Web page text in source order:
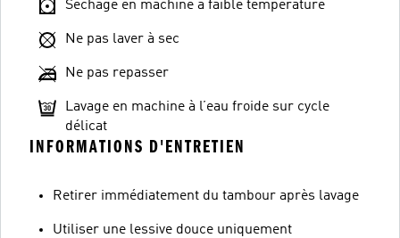
Séchage en machine à faible température
Ne pas laver à sec
Ne pas repasser
Lavage en machine à l’eau froide sur cycle
délicat
INFORMATIONS D'ENTRETIEN
Retirer immédiatement du tambour après lavage
Utiliser une lessive douce uniquement